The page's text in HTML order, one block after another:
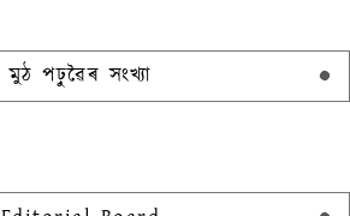
মুঠ পঢ়ুৱৈৰ সংখ্যা